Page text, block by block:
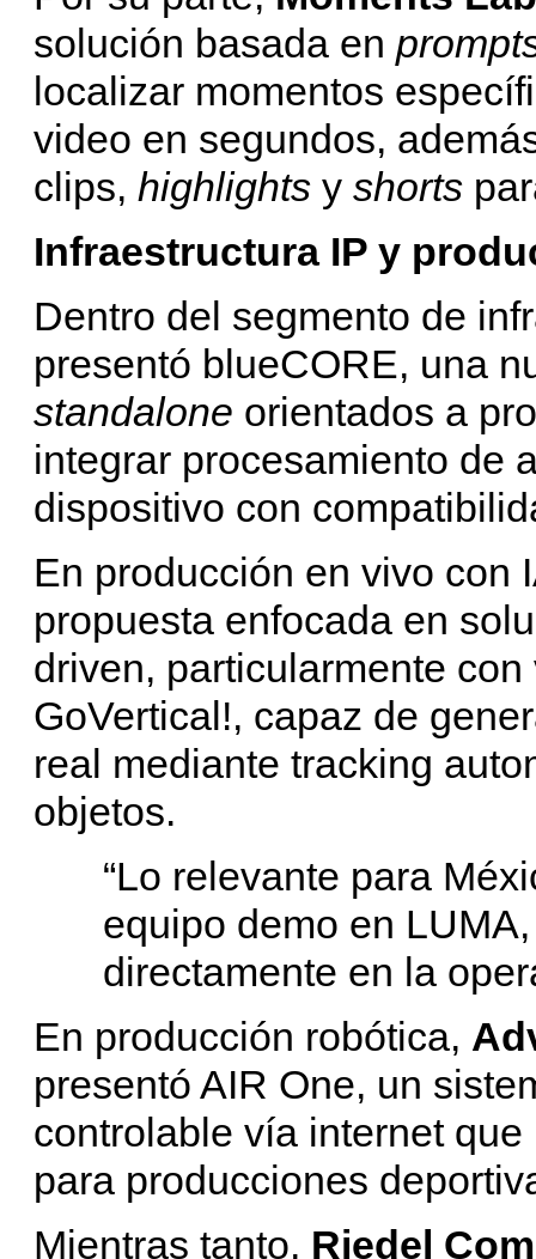
solución basada en
localizar momentos
video en segundos,
clips, highlights y shorts
Infraestructura IP y
Dentro del segmento de
presentó blueCORE, una
standalone orientados a
integrar procesamiento de
dispositivo con
En producción en vivo con
propuesta enfocada en
driven, particularmente
GoVertical!, capaz de
real mediante tracking
objetos.
“Lo relevante para
equipo demo en
directamente en la
En producción robótica,
presentó AIR One, un
controlable vía internet
para producciones
Mientras tanto, Riedel